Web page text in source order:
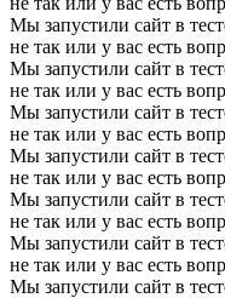
Мы запустили сайт в
не так или у вас есть
Мы запустили сайт в
не так или у вас есть
Мы запустили сайт в
не так или у вас есть
Мы запустили сайт в
не так или у вас есть
Мы запустили сайт в
не так или у вас есть
Мы запустили сайт в
не так или у вас есть
Мы запустили сайт в